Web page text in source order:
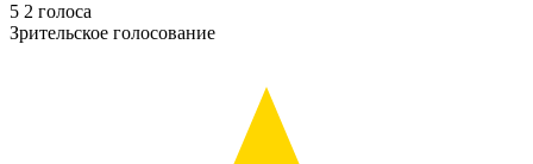
5 2 голоса
Зрительское голосование